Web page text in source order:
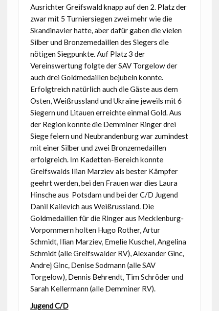
Ausrichter Greifswald knapp auf den 2. Platz der
zwar mit 5 Turniersiegen zwei mehr wie die
Skandinavier hatte, aber dafür gaben die vielen
Silber und Bronzemedaillen des Siegers die
nötigen Siegpunkte. Auf Platz 3 der
Vereinswertung folgte der SAV Torgelow der
auch drei Goldmedaillen bejubeln konnte.
Erfolgtreich natürlich auch die Gäste aus dem
Osten, Weißrussland und Ukraine jeweils mit 6
Siegern und Litauen erreichte einmal Gold. Aus
der Region konnte die Demminer Ringer drei
Siege feiern und Neubrandenburg war zumindest
mit einer Silber und zwei Bronzemedaillen
erfolgreich. Im Kadetten-Bereich konnte
Greifswalds Ilian Marziev als bester Kämpfer
geehrt werden, bei den Frauen war dies Laura
Hinsche aus Potsdam und bei der C/D Jugend
Danil Kailevich aus Weißrussland. Die
Goldmedaillen für die Ringer aus Mecklenburg-
Vorpommern holten Hugo Rother, Artur
Schmidt, Ilian Marziev, Emelie Kuschel, Angelina
Schmidt (alle Greifswalder RV), Alexander Ginc,
Andrej Ginc, Denise Sodmann (alle SAV
Torgelow), Dennis Behrendt, Tim Schröder und
Sarah Kellermann (alle Demminer RV).
Jugend C/D